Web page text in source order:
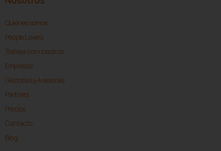
Quiénes somos
People Lovers
Trabaja con nosotros
Empresas
Gestorías y Asesorías
Partners
Precios
Contacto
Blog